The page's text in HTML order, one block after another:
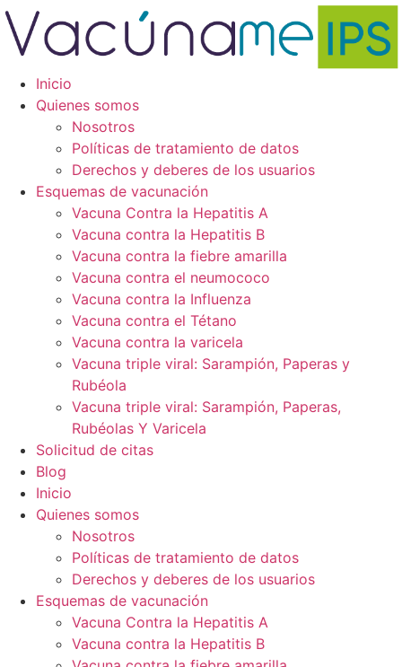
Ir
al
contenido
Inicio
Quienes somos
Nosotros
Políticas de tratamiento de datos
Derechos y deberes de los usuarios
Esquemas de vacunación
Vacuna Contra la Hepatitis A
Vacuna contra la Hepatitis B
Vacuna contra la fiebre amarilla
Vacuna contra el neumococo
Vacuna contra la Influenza
Vacuna contra el Tétano
Vacuna contra la varicela
Vacuna triple viral: Sarampión, Paperas y
Rubéola
Vacuna triple viral: Sarampión, Paperas,
Rubéolas Y Varicela
Solicitud de citas
Blog
Inicio
Quienes somos
Nosotros
Políticas de tratamiento de datos
Derechos y deberes de los usuarios
Esquemas de vacunación
Vacuna Contra la Hepatitis A
Vacuna contra la Hepatitis B